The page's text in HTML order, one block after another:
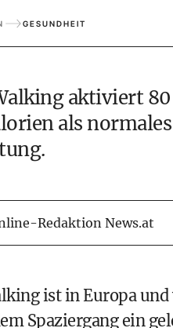
GESUNDHEIT
aktiviert
als
Redaktion News.at
ist in Europa
Spaziergang ein